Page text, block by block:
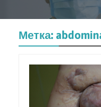
Метка: